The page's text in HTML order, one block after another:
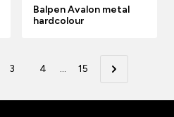
Balpen Avalon metal
hardcolour
3 4 ... 15